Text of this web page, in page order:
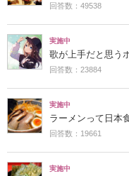
回答数：49538
実施中
歌が上手だと思う
回答数：23884
実施中
ラーメンって日本
回答数：19661
実施中